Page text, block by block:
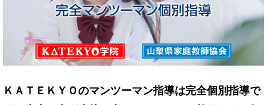
ＫＡＴＥＫＹＯのマンツーマン指導は完全個別指導で